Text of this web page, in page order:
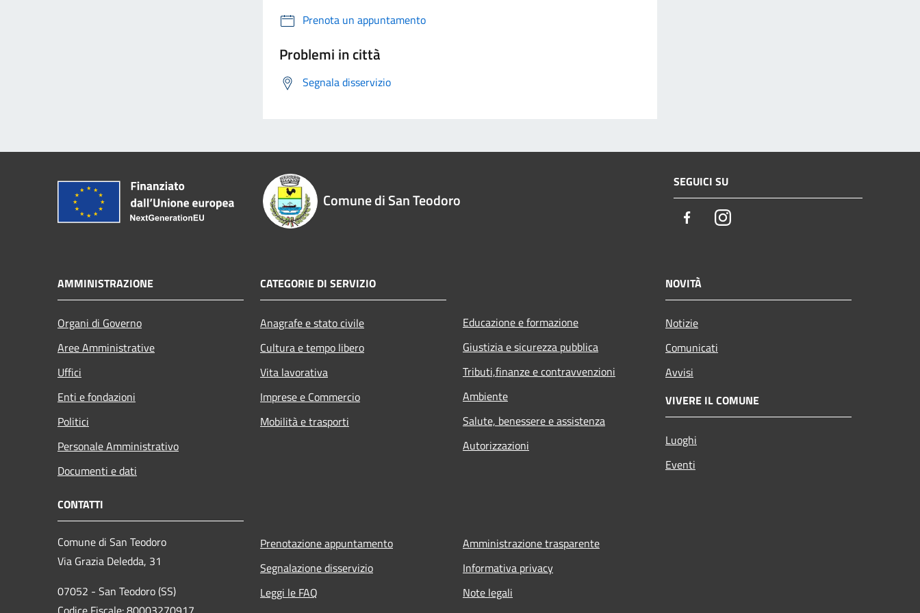
Prenota un appuntamento
Problemi in città
Segnala disservizio
Comune di San Teodoro
SEGUICI SU
FacebookInstagram
AMMINISTRAZIONE
Organi di Governo
Aree Amministrative
Uffici
Enti e fondazioni
Politici
Personale Amministrativo
Documenti e dati
CATEGORIE DI SERVIZIO
Anagrafe e stato civile
Cultura e tempo libero
Vita lavorativa
Imprese e Commercio
Mobilità e trasporti
Educazione e formazione
Giustizia e sicurezza pubblica
Tributi,finanze e contravvenzioni
Ambiente
Salute, benessere e assistenza
Autorizzazioni
NOVITÀ
Notizie
Comunicati
Avvisi
VIVERE IL COMUNE
Luoghi
Eventi
CONTATTI
Comune di San Teodoro
Via Grazia Deledda, 31
07052 - San Teodoro (SS)
Prenotazione appuntamento
Segnalazione disservizio
Leggi le FAQ
Amministrazione trasparente
Informativa privacy
Note legali